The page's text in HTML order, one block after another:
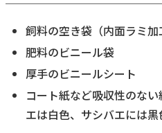
飼料の空き袋（内面ラミ加
肥料のビニール袋
厚手のビニールシート
コート紙など吸収性のな
エは白色、サシバエには黒